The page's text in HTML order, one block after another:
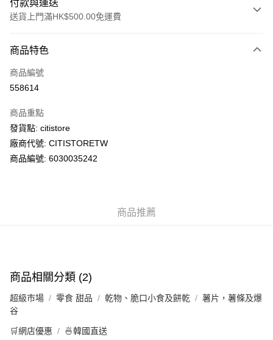
付款與運送
送貨上門滿HK$500.00免運費
信用卡
AlipayHK
WeChat Pay
送貨方式
每筆HK$50.00，滿HK$200.00或以上免運費
UNY 門市自取
每筆HK$50.00，滿HK$200.00或以上免運費
商品特色
商品編號
558614
商品重點
發貨點: citistore
廠商代號: CITISTORETW
商品編號: 6030035242
商品推薦
商品相關分類 (2)
超級市場 零食 甜品 乾物、脆口小食及餅乾
薯片，薯條及爆
谷
🛒網店優惠 🍜韓國直送